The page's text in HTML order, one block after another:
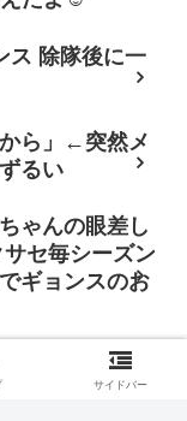
除隊後に一
から」←突然メ
るい
ゃんの眼差し
セ毎シーズン
ギョンスのお
ません。僕は
手と俳優双方
サイドバー